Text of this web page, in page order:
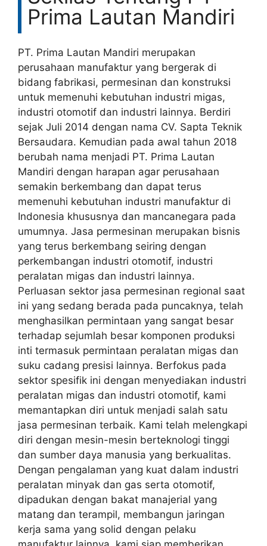
Prima Lautan Mandiri
PT. Prima Lautan Mandiri merupakan
perusahaan manufaktur yang bergerak di
bidang fabrikasi, permesinan dan konstruksi
untuk memenuhi kebutuhan industri migas,
industri otomotif dan industri lainnya. Berdiri
sejak Juli 2014 dengan nama CV. Sapta Teknik
Bersaudara. Kemudian pada awal tahun 2018
berubah nama menjadi PT. Prima Lautan
Mandiri dengan harapan agar perusahaan
semakin berkembang dan dapat terus
memenuhi kebutuhan industri manufaktur di
Indonesia khususnya dan mancanegara pada
umumnya. Jasa permesinan merupakan bisnis
yang terus berkembang seiring dengan
perkembangan industri otomotif, industri
peralatan migas dan industri lainnya.
Perluasan sektor jasa permesinan regional saat
ini yang sedang berada pada puncaknya, telah
menghasilkan permintaan yang sangat besar
terhadap sejumlah besar komponen produksi
inti termasuk permintaan peralatan migas dan
suku cadang presisi lainnya. Berfokus pada
sektor spesifik ini dengan menyediakan industri
peralatan migas dan industri otomotif, kami
memantapkan diri untuk menjadi salah satu
jasa permesinan terbaik. Kami telah melengkapi
diri dengan mesin-mesin berteknologi tinggi
dan sumber daya manusia yang berkualitas.
Dengan pengalaman yang kuat dalam industri
peralatan minyak dan gas serta otomotif,
dipadukan dengan bakat manajerial yang
matang dan terampil, membangun jaringan
kerja sama yang solid dengan pelaku